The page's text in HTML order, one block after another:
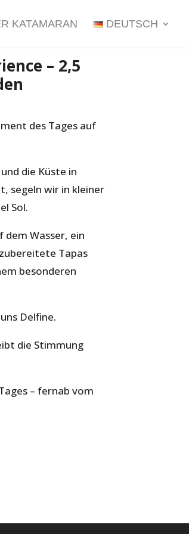
KATAMARAN DEUTSCH
– 2,5
des Tages auf
die Küste in
segeln wir in kleiner
Sol.
dem Wasser, ein
Tapas
besonderen
Delfine.
die Stimmung
– fernab vom